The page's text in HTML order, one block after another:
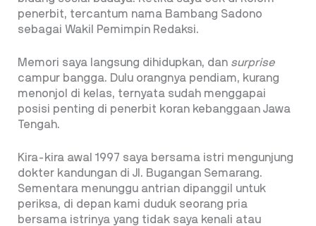
penerbit, tercantum nama Bambang Sadono
sebagai Wakil Pemimpin Redaksi.
Memori saya langsung dihidupkan, dan surprise
campur bangga. Dulu orangnya pendiam, kurang
menonjol di kelas, ternyata sudah menggapai
posisi penting di penerbit koran kebanggaan Jawa
Tengah.
Kira-kira awal 1997 saya bersama istri mengunjung
dokter kandungan di Jl. Bugangan Semarang.
Sementara menunggu antrian dipanggil untuk
periksa, di depan kami duduk seorang pria
bersama istrinya yang tidak saya kenali atau